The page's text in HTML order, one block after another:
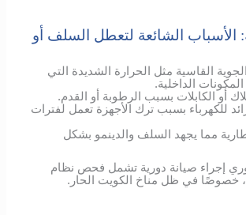
الأسباب الشائعة لتعطل السلف أو
القاسية مثل الحرارة الشديدة التي
الداخلية.
أو الكابلات بسبب الرطوبة أو القدم.
للكهرباء بسبب ترك الأجهزة تعمل لفترات
مما يجهد السلف والدينمو بشكل
إجراء صيانة دورية تشمل فحص نظام
خصوصًا في ظل مناخ الكويت الحار.